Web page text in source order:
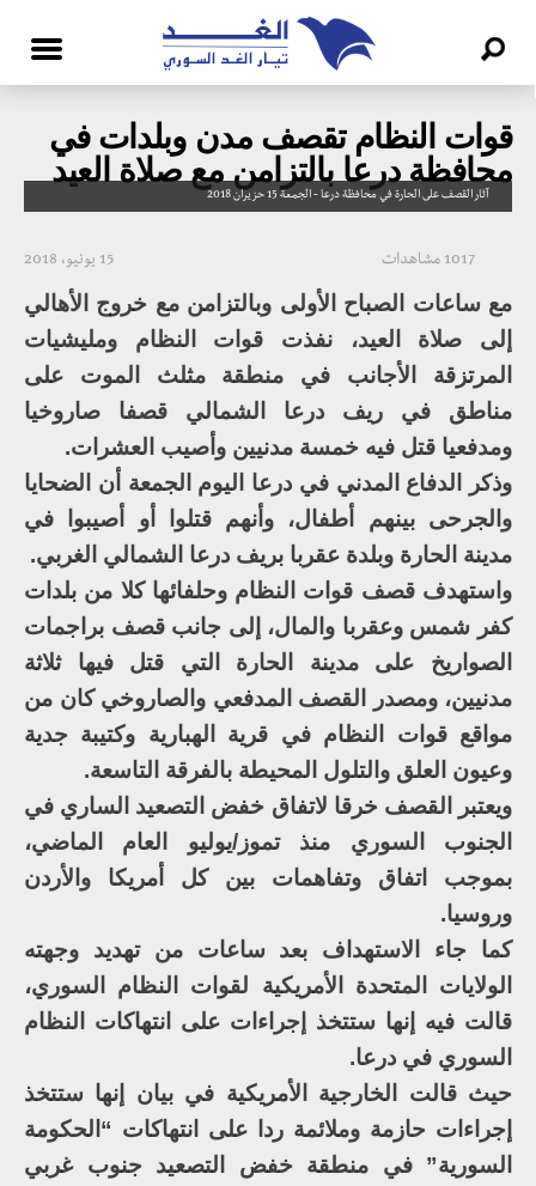
قوات النظام تقصف مدن وبلدات في
محافظة درعا بالتزامن مع صلاة العيد
آثار القصف على الحارة في محافظة درعا - الجمعة 15 حزيران 2018
15 يونيو، 2018 1017 مشاهدات
مع ساعات الصباح الأولى وبالتزامن مع خروج الأهالي
إلى صلاة العيد، نفذت قوات النظام ومليشيات
المرتزقة الأجانب في منطقة مثلث الموت على
مناطق في ريف درعا الشمالي قصفا صاروخيا
ومدفعيا قتل فيه خمسة مدنيين وأصيب العشرات.
وذكر الدفاع المدني في درعا اليوم الجمعة أن الضحايا
والجرحى بينهم أطفال، وأنهم قتلوا أو أصيبوا في
مدينة الحارة وبلدة عقربا بريف درعا الشمالي الغربي.
واستهدف قصف قوات النظام وحلفائها كلا من بلدات
كفر شمس وعقربا والمال، إلى جانب قصف براجمات
الصواريخ على مدينة الحارة التي قتل فيها ثلاثة
مدنيين، ومصدر القصف المدفعي والصاروخي كان من
مواقع قوات النظام في قرية الهبارية وكتيبة جدية
وعيون العلق والتلول المحيطة بالفرقة التاسعة.
ويعتبر القصف خرقا لاتفاق خفض التصعيد الساري في
الجنوب السوري منذ تموز/يوليو العام الماضي،
بموجب اتفاق وتفاهمات بين كل أمريكا والأردن
وروسيا.
كما جاء الاستهداف بعد ساعات من تهديد وجهته
الولايات المتحدة الأمريكية لقوات النظام السوري،
قالت فيه إنها ستتخذ إجراءات على انتهاكات النظام
السوري في درعا.
حيث قالت الخارجية الأمريكية في بيان إنها ستتخذ
إجراءات حازمة وملائمة ردا على انتهاكات “الحكومة
السورية” في منطقة خفض التصعيد جنوب غربي